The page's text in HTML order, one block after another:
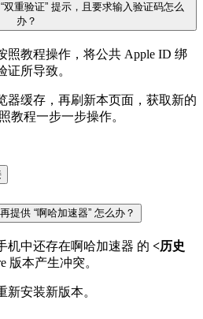
重验证” 提示，且要求输入验证码怎么
办？
照教程操作，将公共 Apple ID 绑
所导致。
器缓存，再刷新本页面，获取新的
教程一步一步操作。
提供 “啊哈加速器” 怎么办？
机中还存在啊哈加速器 的 <历史
版本产生冲突。
安装新版本。